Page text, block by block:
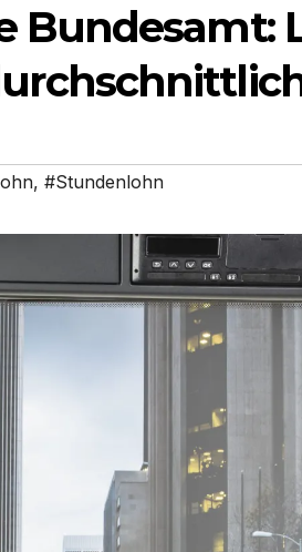
Bundesamt:
, #Stundenlohn